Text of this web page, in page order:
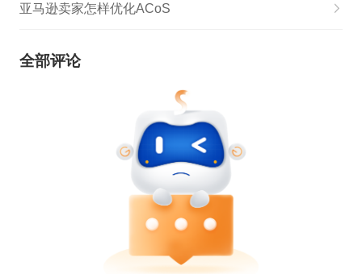
亚马逊卖家怎样优化ACoS
全部评论